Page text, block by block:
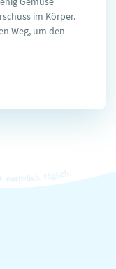
im Körper.
Weg, um den